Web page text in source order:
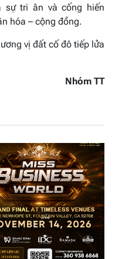
sự tri ân và cống hiến
hóa – cộng đồng.
vị đất cố đô tiếp lửa
Nhóm TT